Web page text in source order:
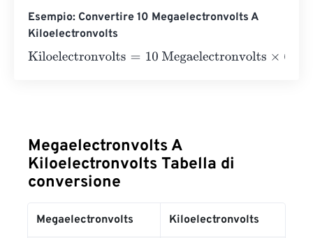
Esempio: Convertire 10 Megaelectronvolts A
Kiloelectronvolts
Kiloelectronvolts=10 Megaelectronvolts×
Megaelectronvolts A
Kiloelectronvolts Tabella di
conversione
Megaelectronvolts Kiloelectronvolts